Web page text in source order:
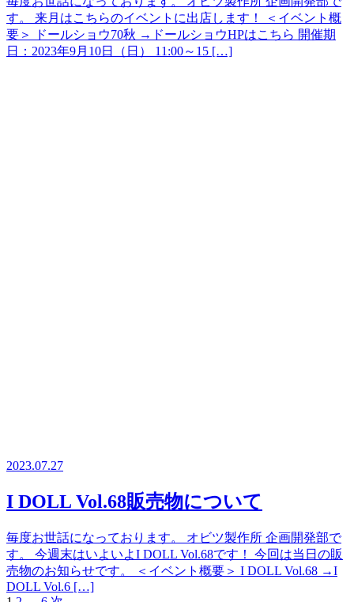
す。 来月はこちらのイベントに出店します！ ＜イベント概
要＞ ドールショウ70秋 →ドールショウHPはこちら 開催期
日：2023年9月10日（日） 11:00～15 […]
2023.07.27
I DOLL Vol.68販売物について
毎度お世話になっております。 オビツ製作所 企画開発部で
す。 今週末はいよいよI DOLL Vol.68です！ 今回は当日の販
売物のお知らせです。 ＜イベント概要＞ I DOLL Vol.68 →I
DOLL Vol.6 […]